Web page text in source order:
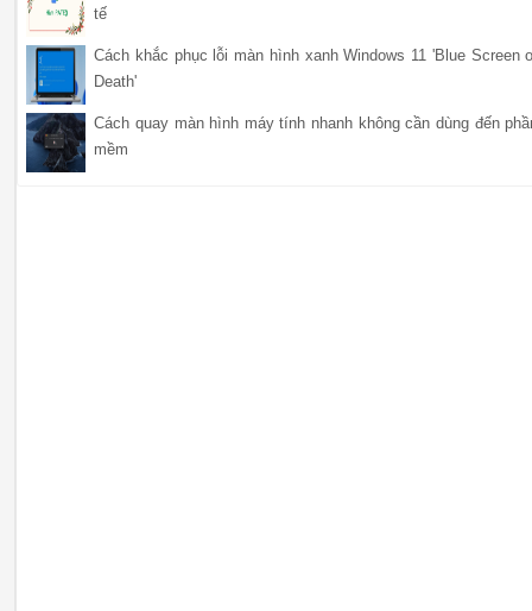
tế
Cách khắc phục lỗi màn hình xanh Windows 11 'Blue Screen
Death'
Cách quay màn hình máy tính nhanh không cần dùng đến
mềm